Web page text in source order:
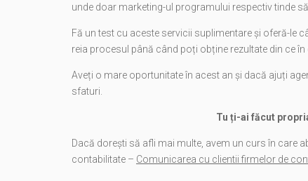
unde doar marketing-ul programului respectiv tinde
Fă un test cu aceste servicii suplimentare și oferă-le
reia procesul până când poți obține rezultate din ce în
Aveți o mare oportunitate în acest an și dacă ajuți
sfaturi.
Tu ți-ai făcut
Dacă dorești să afli mai multe, avem un curs în care
contabilitate – Comunicarea cu clientii firmelor de